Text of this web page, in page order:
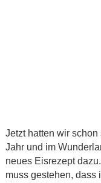
Jetzt hatten wir
Jahr und im
neues Eisrezept
muss gestehen, dass